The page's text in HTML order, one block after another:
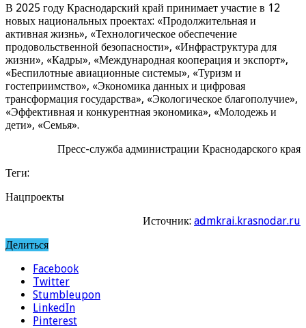
В 2025 году Краснодарский край принимает участие в 12
новых национальных проектах: «Продолжительная и
активная жизнь», «Технологическое обеспечение
продовольственной безопасности», «Инфраструктура для
жизни», «Кадры», «Международная кооперация и экспорт»,
«Беспилотные авиационные системы», «Туризм и
гостеприимство», «Экономика данных и цифровая
трансформация государства», «Экологическое благополучие»,
«Эффективная и конкурентная экономика», «Молодежь и
дети», «Семья».
Пресс-служба администрации Краснодарского края
Теги:
Нацпроекты
Источник: admkrai.krasnodar.ru
Делиться
Facebook
Twitter
Stumbleupon
LinkedIn
Pinterest